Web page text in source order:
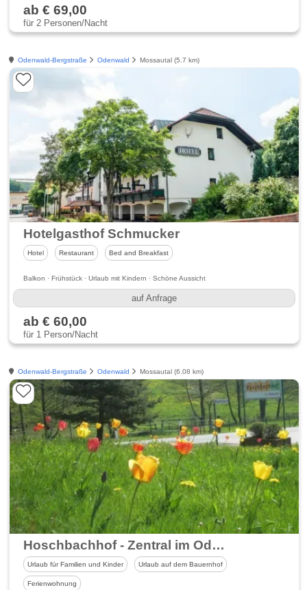
ab € 69,00
für 2 Personen/Nacht
Odenwald-Bergstraße Odenwald Mossautal (5.7 km)
Hotelgasthof Schmucker
Hotel Restaurant Bed and Breakfast
Balkon · Frühstück · Urlaub mit Kindern · Schöne Aussicht
auf Anfrage
ab € 60,00
für 1 Person/Nacht
Odenwald-Bergstraße Odenwald Mossautal (6.08 km)
Hoschbachhof - Zentral im Odenwald - Bauernhofurlaub
Urlaub für Familien und Kinder Urlaub auf dem Bauernhof
Ferienwohnung